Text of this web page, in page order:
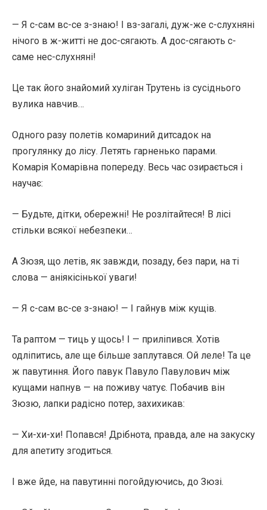
— Я с-сам вс-се з-знаю! I вз-загалі, дуж-же с-слухняні
нічого в ж-житті не дос-сягають. А дос-сягають с-
саме нес-слухняні!
Це так його знайомий хуліган Трутень із сусіднього
вулика навчив…
Одного разу полетів комариний дитсадок на
прогулянку до лісу. Летять гарненько парами.
Комарія Комарівна попереду. Весь час озирається і
научає:
— Будьте, дітки, обережні! Не розлітайтеся! В лісі
стільки всякої небезпеки…
А Зюзя, що летів, як завжди, позаду, без пари, на ті
слова — аніякісінької уваги!
— Я с-сам вс-се з-знаю! — І гайнув між кущів.
Та раптом — тиць у щось! І — приліпився. Хотів
одліпитись, але ще більше заплутався. Ой леле! Та це
ж павутиння. Його павук Павуло Павулович між
кущами напнув — на поживу чатує. Побачив він
Зюзю, лапки радісно потер, захихикав:
— Хи-хи-хи! Попався! Дрібнота, правда, але на закуску
для апетиту згодиться.
І вже йде, на павутинні погойдуючись, до Зюзі.